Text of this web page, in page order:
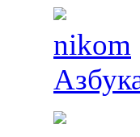
nikom